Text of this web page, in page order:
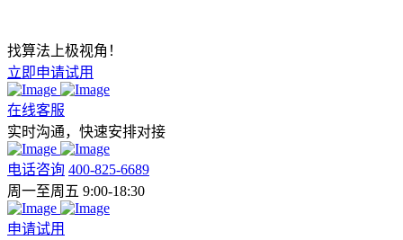
找算法上极视角！
立即申请试用
在线客服
实时沟通，快速安排对接
电话咨询 400-825-6689
周一至周五 9:00-18:30
申请试用